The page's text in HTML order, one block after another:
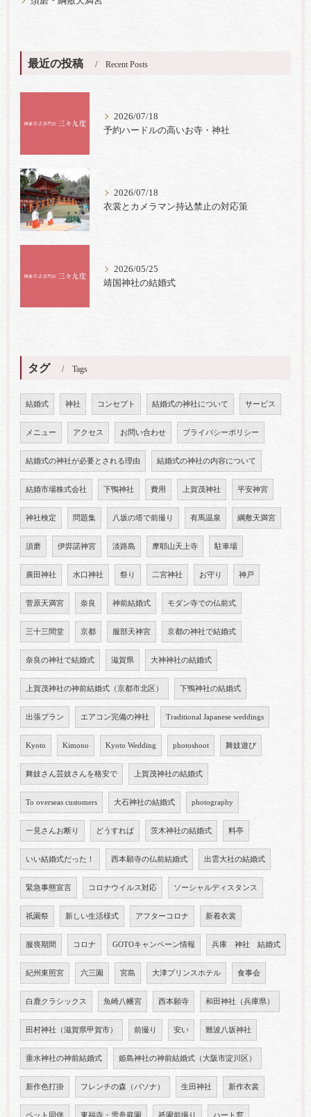
最近の投稿 Recent Posts
2026/07/18
予約ハードルの高いお寺・神社
2026/07/18
衣裳とカメラマン持込禁止の対応策
2026/05/25
靖国神社の結婚式
タグ Tags
結婚式 神社 コンセプト 結婚式の神社について サービス
メニュー アクセス お問い合わせ プライバシーポリシー
結婚式の神社が必要とされる理由 結婚式の神社の内容について
結婚市場株式会社 下鴨神社 費用 上賀茂神社 平安神宮
神社検定 問題集 八坂の塔で前撮り 有馬温泉 綱敷天満宮
須磨 伊弉諾神宮 淡路島 摩耶山天上寺 駐車場
廣田神社 水口神社 祭り 二宮神社 お守り 神戸
菅原天満宮 奈良 神前結婚式 モダン寺での仏前式
三十三間堂 京都 服部天神宮 京都の神社で結婚式
奈良の神社で結婚式 滋賀県 大神神社の結婚式
上賀茂神社の神前結婚式（京都市北区） 下鴨神社の結婚式
出張プラン エアコン完備の神社 Traditional Japanese weddings
Kyoto Kimono Kyoto Wedding photoshoot 舞妓遊び
舞妓さん芸妓さんを格安で 上賀茂神社の結婚式
To overseas customers 大石神社の結婚式 photography
一見さんお断り どうすれば 茨木神社の結婚式 料亭
いい結婚式だった！ 西本願寺の仏前結婚式 出雲大社の結婚式
緊急事態宣言 コロナウイルス対応 ソーシャルディスタンス
祇園祭 新しい生活様式 アフターコロナ 新着衣裳
服喪期間 コロナ GOTOキャンペーン情報 兵庫 神社 結婚式
紀州東照宮 六三園 宮島 大津プリンスホテル 食事会
白鹿クラシックス 魚崎八幡宮 西本願寺 和田神社（兵庫県）
田村神社（滋賀県甲賀市） 前撮り 安い 難波八坂神社
垂水神社の神前結婚式 姫島神社の神前結婚式（大阪市淀川区）
新作色打掛 フレンチの森（パソナ） 生田神社 新作衣裳
ペット同伴 東福寺・雪舟庭園 祇園前撮り ハート窓